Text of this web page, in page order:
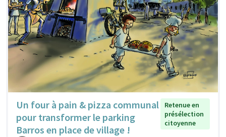
Un four à pain & pizza communal
pour transformer le parking
Barros en place de village !
Retenue en
présélection
citoyenne